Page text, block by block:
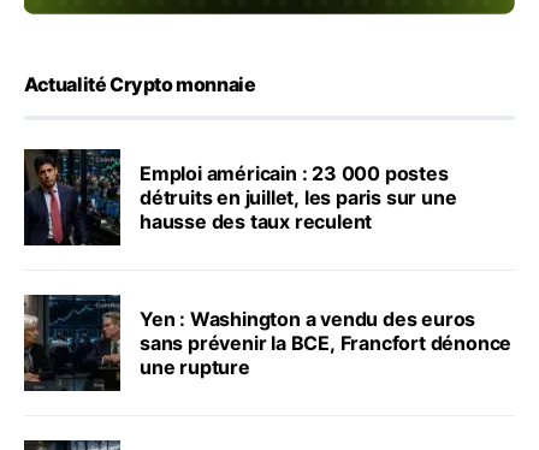
Actualité Crypto monnaie
Emploi américain : 23 000 postes
détruits en juillet, les paris sur une
hausse des taux reculent
Yen : Washington a vendu des euros
sans prévenir la BCE, Francfort dénonce
une rupture